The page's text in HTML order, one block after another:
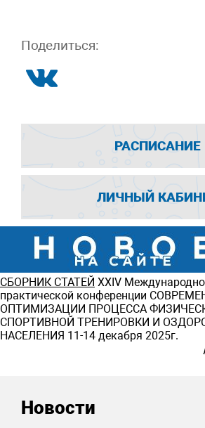
Поделиться:
РАСПИСАНИЕ
ЛИЧНЫЙ
СБОРНИК СТАТЕЙ ХXIV
практической конференции
ОПТИМИЗАЦИИ ПРОЦЕССА
СПОРТИВНОЙ ТРЕНИРОВКИ И
НАСЕЛЕНИЯ 11-14 декабря 2025г.
Новости